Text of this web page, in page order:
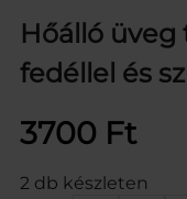
Hőálló
fedéllel és
3700 Ft
2 db készleten